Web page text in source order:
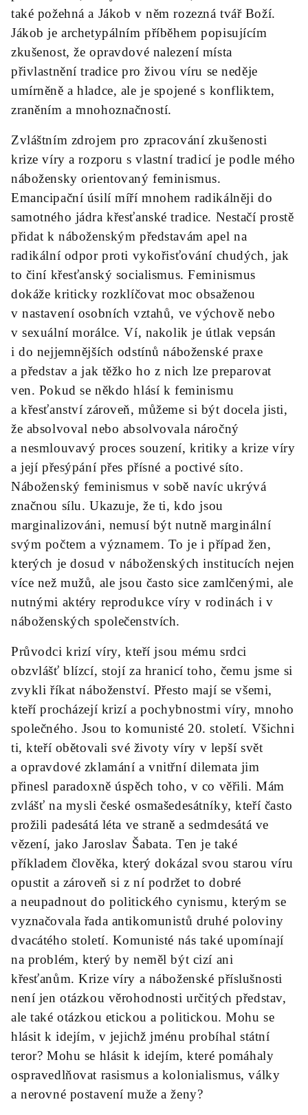
také požehná a Jákob v něm rozezná tvář Boží.
Jákob je archetypálním příběhem popisujícím
zkušenost, že opravdové nalezení místa
přivlastnění tradice pro živou víru se neděje
umírněně a hladce, ale je spojené s konfliktem,
zraněním a mnohoznačností.
Zvláštním zdrojem pro zpracování zkušenosti
krize víry a rozporu s vlastní tradicí je podle mého
nábožensky orientovaný feminismus.
Emancipační úsilí míří mnohem radikálněji do
samotného jádra křesťanské tradice. Nestačí prostě
přidat k náboženským představám apel na
radikální odpor proti vykořisťování chudých, jak
to činí křesťanský socialismus. Feminismus
dokáže kriticky rozklíčovat moc obsaženou
v nastavení osobních vztahů, ve výchově nebo
v sexuální morálce. Ví, nakolik je útlak vepsán
i do nejjemnějších odstínů náboženské praxe
a představ a jak těžko ho z nich lze preparovat
ven. Pokud se někdo hlásí k feminismu
a křesťanství zároveň, můžeme si být docela jisti,
že absolvoval nebo absolvovala náročný
a nesmlouvavý proces souzení, kritiky a krize víry
a její přesýpání přes přísné a poctivé síto.
Náboženský feminismus v sobě navíc ukrývá
značnou sílu. Ukazuje, že ti, kdo jsou
marginalizováni, nemusí být nutně marginální
svým počtem a významem. To je i případ žen,
kterých je dosud v náboženských institucích nejen
více než mužů, ale jsou často sice zamlčenými, ale
nutnými aktéry reprodukce víry v rodinách i v
náboženských společenstvích.
Průvodci krizí víry, kteří jsou mému srdci
obzvlášť blízcí, stojí za hranicí toho, čemu jsme si
zvykli říkat náboženství. Přesto mají se všemi,
kteří procházejí krizí a pochybnostmi víry, mnoho
společného. Jsou to komunisté 20. století. Všichni
ti, kteří obětovali své životy víry v lepší svět
a opravdové zklamání a vnitřní dilemata jim
přinesl paradoxně úspěch toho, v co věřili. Mám
zvlášť na mysli české osmašedesátníky, kteří často
prožili padesátá léta ve straně a sedmdesátá ve
vězení, jako Jaroslav Šabata. Ten je také
příkladem člověka, který dokázal svou starou víru
opustit a zároveň si z ní podržet to dobré
a neupadnout do politického cynismu, kterým se
vyznačovala řada antikomunistů druhé poloviny
dvacátého století. Komunisté nás také upomínají
na problém, který by neměl být cizí ani
křesťanům. Krize víry a náboženské příslušnosti
není jen otázkou věrohodnosti určitých představ,
ale také otázkou etickou a politickou. Mohu se
hlásit k idejím, v jejichž jménu probíhal státní
teror? Mohu se hlásit k idejím, které pomáhaly
ospravedlňovat rasismus a kolonialismus, války
a nerovné postavení muže a ženy?